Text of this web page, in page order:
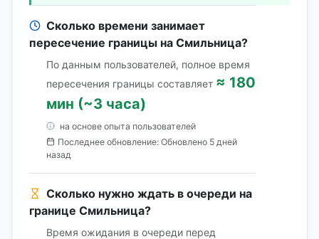
Сколько времени занимает
пересечение границы на Смильница?
По данным пользователей, полное время
пересечения границы составляет ≈ 180
мин (~3 часа)
на основе опыта пользователей
Последнее обновление: Обновлено 5 дней
назад
Сколько нужно ждать в очереди на
границе Смильница?
Время ожидания в очереди перед